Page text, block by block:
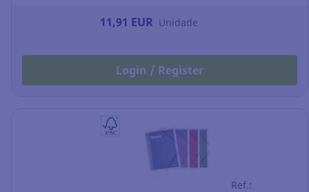
11,91 EUR Unidade
Login / Register
Ref.: